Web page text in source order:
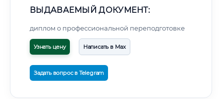
ВЫДАВАЕМЫЙ ДОКУМЕНТ:
диплом о профессиональной переподготовке
Узнать цену Написать в Max
Задать вопрос в Telegram